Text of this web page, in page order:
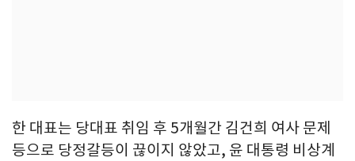
한 대표는 당대표 취임 후 5개월간 김건희 여사 문제
등으로 당정갈등이 끊이지 않았고, 윤 대통령 비상계